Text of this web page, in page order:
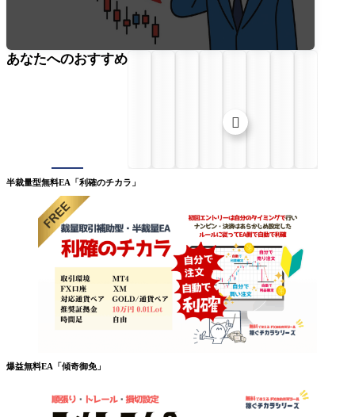
半裁量型無料EA「利確のチカラ」
爆益無料EA「傾奇御免」
あなたへのおすすめ
